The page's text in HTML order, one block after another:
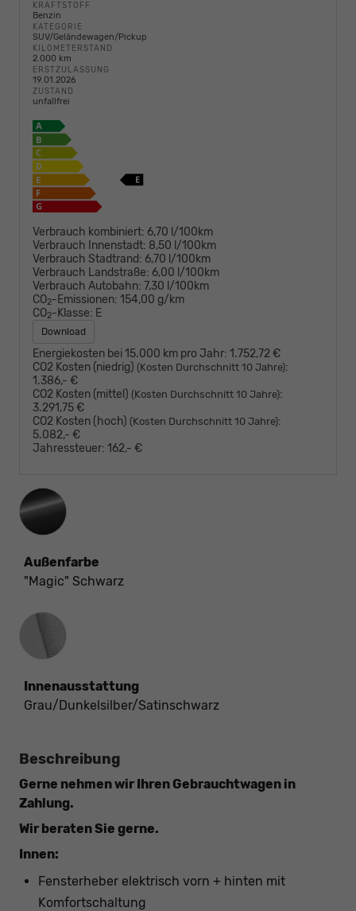
KRAFTSTOFF
Benzin
KATEGORIE
SUV/Geländewagen/Pickup
KILOMETERSTAND
2.000 km
ERSTZULASSUNG
19.01.2026
ZUSTAND
unfallfrei
Verbrauch kombiniert: 6,70 l/100km
Verbrauch Innenstadt: 8,50 l/100km
Verbrauch Stadtrand: 6,70 l/100km
Verbrauch Landstraße: 6,00 l/100km
Verbrauch Autobahn: 7,30 l/100km
CO2-Emissionen: 154,00 g/km
CO2-Klasse: E
Download
Energiekosten bei 15.000 km pro Jahr: 1.752,72 €
CO2 Kosten (niedrig) (Kosten Durchschnitt 10 Jahre):
1.386,- €
CO2 Kosten (mittel) (Kosten Durchschnitt 10 Jahre):
3.291,75 €
CO2 Kosten (hoch) (Kosten Durchschnitt 10 Jahre):
5.082,- €
Jahressteuer: 162,- €
Außenfarbe
"Magic" Schwarz
Innenausstattung
Innenausstattung
Grau/Dunkelsilber/Satinschwarz
Beschreibung
Gerne nehmen wir Ihren Gebrauchtwagen in
Zahlung.
Wir beraten Sie gerne.
Innen:
Fensterheber elektrisch vorn + hinten mit
Komfortschaltung